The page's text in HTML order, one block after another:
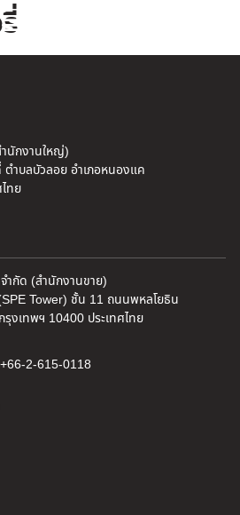
นักงานใหญ่)
ำบลบัวลอย อำเภอหนองแค
ทย
ำกัด (สำนักงานขาย)
Tower) ชั้น 11 ถนนพหลโยธิน
งเทพฯ 10400 ประเทศไทย
2-615-0118